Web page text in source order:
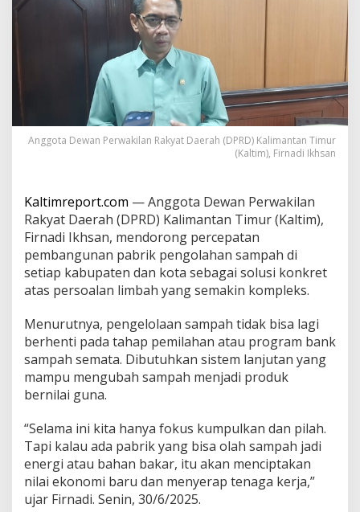
k
e
l
a
n
j
u
t
a
n
r
n
a
d
d
o
o
n
g
D
a
h
B
a
g
u
Anggota Dewan Perwakilan Rakyat Daerah (DPRD) Kalimantan Timur
(Kaltim), Firnadi Ikhsan
Kaltimreport.com — Anggota Dewan Perwakilan
Rakyat Daerah (DPRD) Kalimantan Timur (Kaltim),
Firnadi Ikhsan, mendorong percepatan
pembangunan pabrik pengolahan sampah di
setiap kabupaten dan kota sebagai solusi konkret
atas persoalan limbah yang semakin kompleks.
Menurutnya, pengelolaan sampah tidak bisa lagi
berhenti pada tahap pemilahan atau program bank
sampah semata. Dibutuhkan sistem lanjutan yang
mampu mengubah sampah menjadi produk
bernilai guna.
“Selama ini kita hanya fokus kumpulkan dan pilah.
Tapi kalau ada pabrik yang bisa olah sampah jadi
energi atau bahan bakar, itu akan menciptakan
nilai ekonomi baru dan menyerap tenaga kerja,”
ujar Firnadi. Senin, 30/6/2025.